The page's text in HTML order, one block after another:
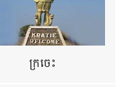
ក្រចេះ